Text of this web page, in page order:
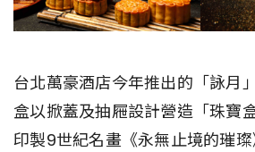
台北萬豪酒店今年推出的「詠月
盒以掀蓋及抽屜設計營造「珠寶
印製9世紀名畫《永無止境的璀